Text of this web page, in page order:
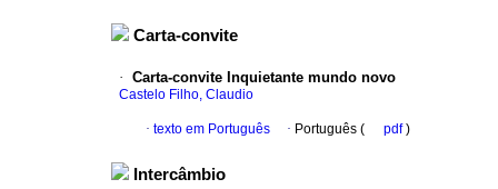
Carta-convite
· Carta-convite Inquietante mundo novo
Castelo Filho, Claudio
· texto em Português · Português ( pdf)
Intercâmbio